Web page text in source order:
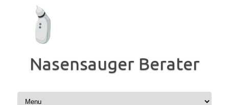
springen
Nasensauger Berater